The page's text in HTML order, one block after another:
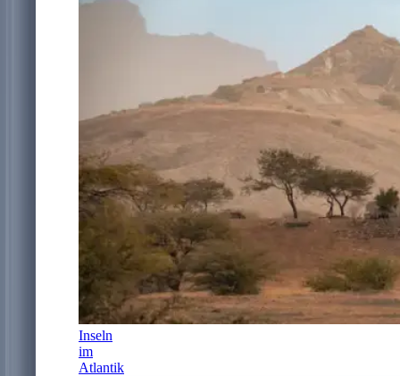
Inseln
im
Atlantik